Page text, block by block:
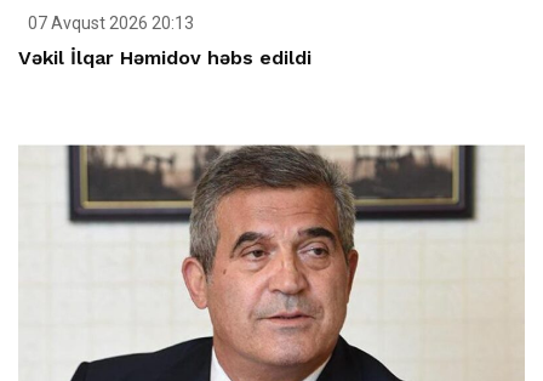
07 Avqust 2026 20:13
Vəkil İlqar Həmidov həbs edildi